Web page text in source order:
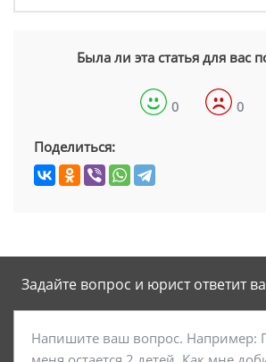
Была ли эта статья для вас
0 0
Поделиться:
Задайте вопрос и юрист ответит